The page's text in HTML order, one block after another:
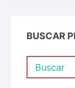
BUSCAR